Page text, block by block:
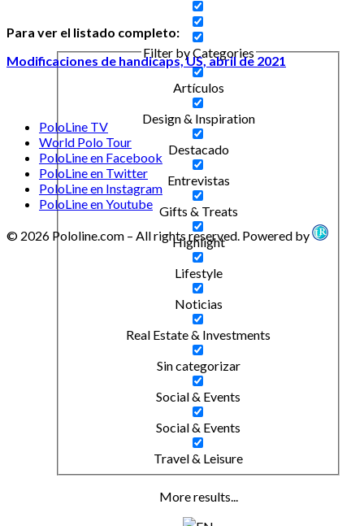
Filter by Categories
Artículos
Design & Inspiration
Destacado
Entrevistas
Gifts & Treats
Highlight
Lifestyle
Noticias
Real Estate & Investments
Sin categorizar
Social & Events
Social & Events
Travel & Leisure
More results...
Para ver el listado completo:
Modificaciones de handicaps, US, abril de 2021
PoloLine TV
World Polo Tour
PoloLine en Facebook
PoloLine en Twitter
PoloLine en Instagram
PoloLine en Youtube
© 2026 Pololine.com – All rights reserved. Powered by